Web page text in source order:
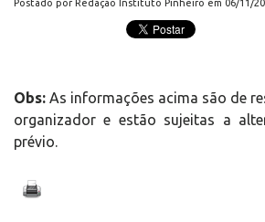
Postado por Redação Instituto Pinheiro em 06/11/
Obs: As informações acima são de
organizador e estão sujeitas a
prévio.